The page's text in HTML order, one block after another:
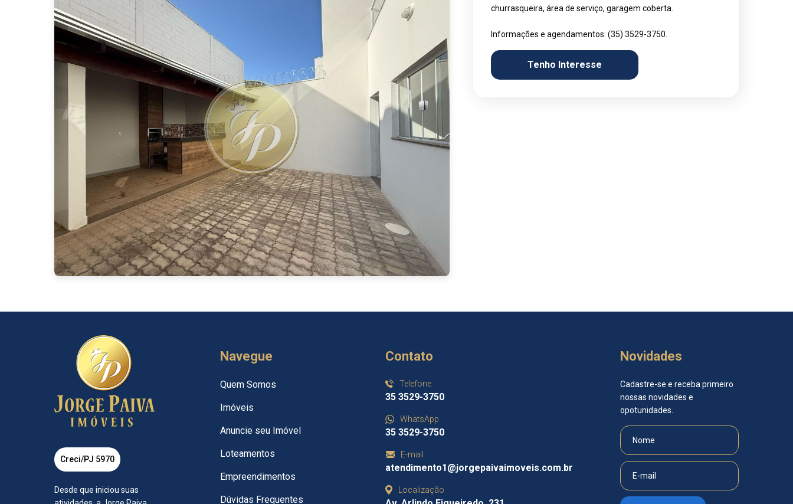
churrasqueira, área de serviço, garagem coberta.
Informações e agendamentos: (35) 3529-3750.
Tenho Interesse
Creci/PJ 5970
Desde que iniciou suas
Navegue
Quem Somos
Imóveis
Anuncie seu Imóvel
Loteamentos
Empreendimentos
Dúvidas Frequentes
Contato
Telefone
35 3529-3750
WhatsApp
35 3529-3750
E-mail
atendimento1@jorgepaivaimoveis.com.br
Localização
Novidades
Cadastre-se e receba primeiro
nossas novidades e
opotunidades.